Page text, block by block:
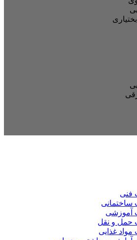
فنی
ساختمانی
آموزشی
حمل و نقل
غذایی